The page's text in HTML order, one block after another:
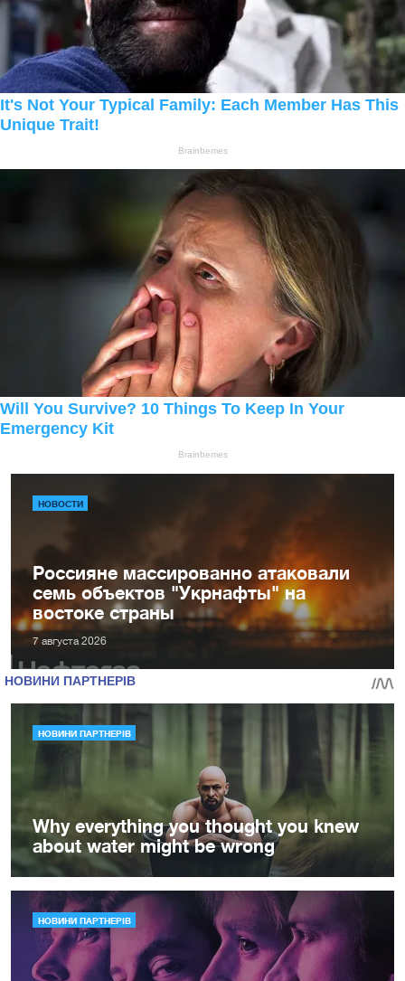
НОВОСТИ
Россияне массированно атаковали
семь объектов "Укрнафты" на
востоке страны
7 августа 2026